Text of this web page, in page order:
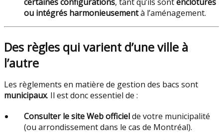
ou intégrés harmonieusementà l’aménagement.
Des règles qui varient d’une ville à
l’autre
Les règlements en matière de gestion des bacs sont
municipaux. Il est donc essentiel de :
Consulter le site Web officielde votre municipalité
(ou arrondissement dans le cas de Montréal).